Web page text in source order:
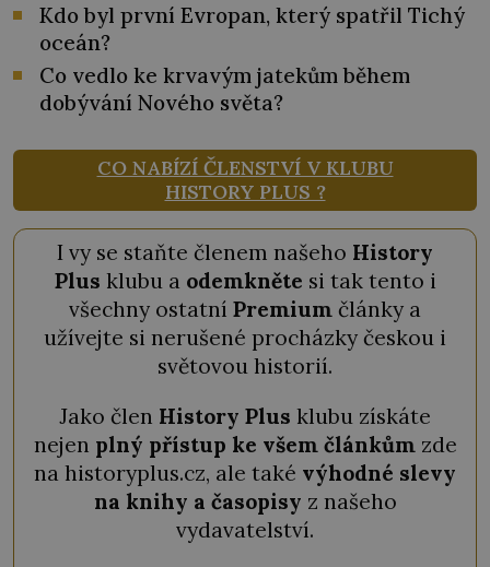
Kdo byl první Evropan, který spatřil Tichý
oceán?
Co vedlo ke krvavým jatekům během
dobývání Nového světa?
CO NABÍZÍ ČLENSTVÍ V KLUBU
HISTORY PLUS ?
I vy se staňte členem našeho History
Plus klubu a odemkněte si tak tento i
všechny ostatní Premium články a
užívejte si nerušené procházky českou i
světovou historií.
Jako člen History Plus klubu získáte
nejen plný přístup ke všem článkůmzde
na historyplus.cz, ale také výhodné slevy
na knihy a časopisy z našeho
vydavatelství.